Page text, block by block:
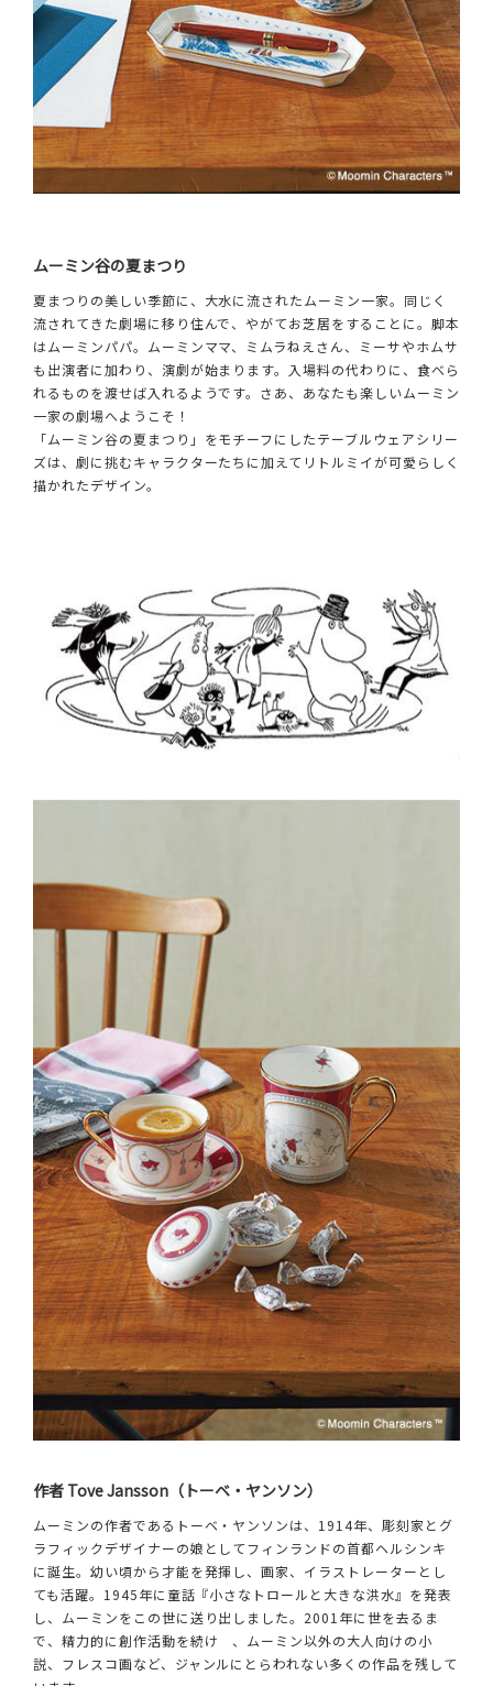
ムーミン谷の夏まつり
夏まつりの美しい季節に、大水に流されたムーミン一家。同じく
流されてきた劇場に移り住んで、やがてお芝居をすることに。脚本
はムーミンパパ。ムーミンママ、ミムラねえさん、ミーサやホムサ
も出演者に加わり、演劇が始まります。入場料の代わりに、食べら
れるものを渡せば入れるようです。さあ、あなたも楽しいムーミン
一家の劇場へようこそ！
「ムーミン谷の夏まつり」をモチーフにしたテーブルウェアシリー
ズは、劇に挑むキャラクターたちに加えてリトルミイが可愛らしく
描かれたデザイン。
作者 Tove Jansson（トーベ・ヤンソン）
ムーミンの作者であるトーベ・ヤンソンは、1914年、彫刻家とグ
ラフィックデザイナーの娘としてフィンランドの首都ヘルシンキ
に誕生。幼い頃から才能を発揮し、画家、イラストレーターとし
ても活躍。1945年に童話『小さなトロールと大きな洪水』を発表
し、ムーミンをこの世に送り出しました。2001年に世を去るま
で、精力的に創作活動を続け 、ムーミン以外の大人向けの小
説、フレスコ画など、ジャンルにとらわれない多くの作品を残して